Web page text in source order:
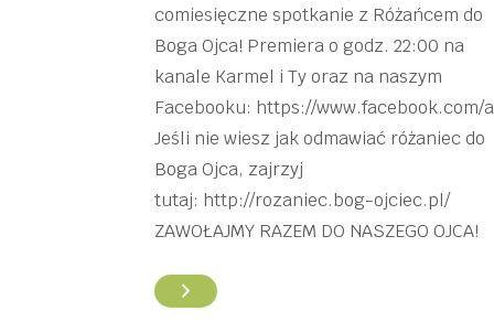
comiesięczne spotkanie z Różańcem do
Boga Ojca! Premiera o godz. 22:00 na
kanale Karmel i Ty oraz na naszym
Facebooku: https://www.facebook.com/
Jeśli nie wiesz jak odmawiać różaniec do
Boga Ojca, zajrzyj
tutaj: http://rozaniec.bog-ojciec.pl/
ZAWOŁAJMY RAZEM DO NASZEGO OJCA!